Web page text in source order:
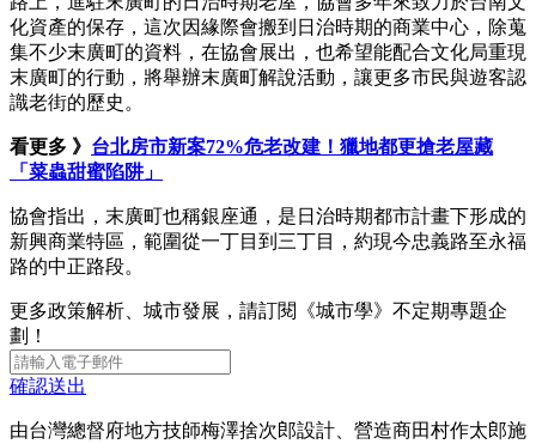
化資產的保存，這次因緣際會搬到日治時期的商業中心，除蒐
集不少末廣町的資料，在協會展出，也希望能配合文化局重現
末廣町的行動，將舉辦末廣町解說活動，讓更多市民與遊客認
識老街的歷史。
看更多 》 台北房市新案72%危老改建！獵地都更搶老屋藏
「菜蟲甜蜜陷阱」
協會指出，末廣町也稱銀座通，是日治時期都市計畫下形成的
新興商業特區，範圍從一丁目到三丁目，約現今忠義路至永福
路的中正路段。
更多政策解析、城市發展，請訂閱《城市學》不定期專題企
劃！
確認送出
由台灣總督府地方技師梅澤捨次郎設計、營造商田村作太郎施